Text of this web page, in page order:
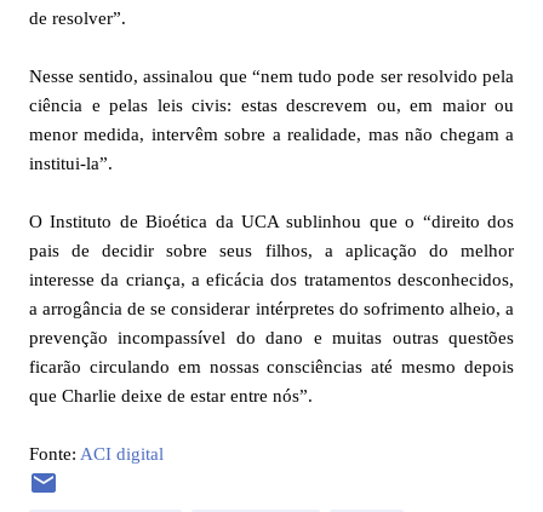
de resolver”.
Nesse sentido, assinalou que “nem tudo pode ser resolvido pela
ciência e pelas leis civis: estas descrevem ou, em maior ou
menor medida, intervêm sobre a realidade, mas não chegam a
institui-la”.
O Instituto de Bioética da UCA sublinhou que o “direito dos
pais de decidir sobre seus filhos, a aplicação do melhor
interesse da criança, a eficácia dos tratamentos desconhecidos,
a arrogância de se considerar intérpretes do sofrimento alheio, a
prevenção incompassível do dano e muitas outras questões
ficarão circulando em nossas consciências até mesmo depois
que Charlie deixe de estar entre nós”.
Fonte: ACI digital